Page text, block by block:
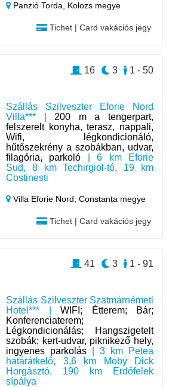
Panzió Torda, Kolozs megye
Tichet | Card vakációs jegy
Szállás Szilveszter Eforie Nord
Villa*** | 200 m a tengerpart,
felszerelt konyha, terasz, nappali,
Wifi, légkondicionáló,
hűtőszekrény a szobákban, udvar,
filagória, parkoló | 6 km Eforie
Sud, 8 km Techirgiol-tó, 19 km
Costinesti
Villa Eforie Nord,Constanța megye
Tichet | Card vakációs jegy
1 - 50
3
16
Szállás Szilveszter Szatmárnémeti
Hotel*** |WIFI; Étterem; Bár;
Konferenciaterem;
Légkondicionálás; Hangszigetelt
szobák; kert-udvar, piknikező hely,
ingyenes parkolás | 3 km Petea
határátkelő, 3,6 km Moby Dick
Horgásztó, 190 km Erdőfelek
sípálya
1 - 91
3
41